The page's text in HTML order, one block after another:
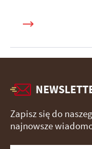
Zapisz się do
najnowsze